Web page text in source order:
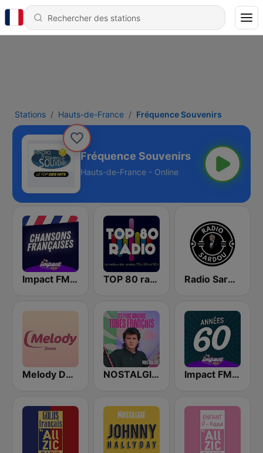
Stations Hauts-de-France Fréquence Souvenirs
Fréquence Souvenirs
Hauts-de-France - Online
Impact FM - Chanson Française TOP 80 radio Radio Sardou
Melody Douce NOSTALGIE LES PLUS GRANDS TUBES FRANCAIS Impact FM - Années 60